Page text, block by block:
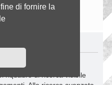
di fornire la
stessa pagina.
Board?
riquadro di ricerca visibile